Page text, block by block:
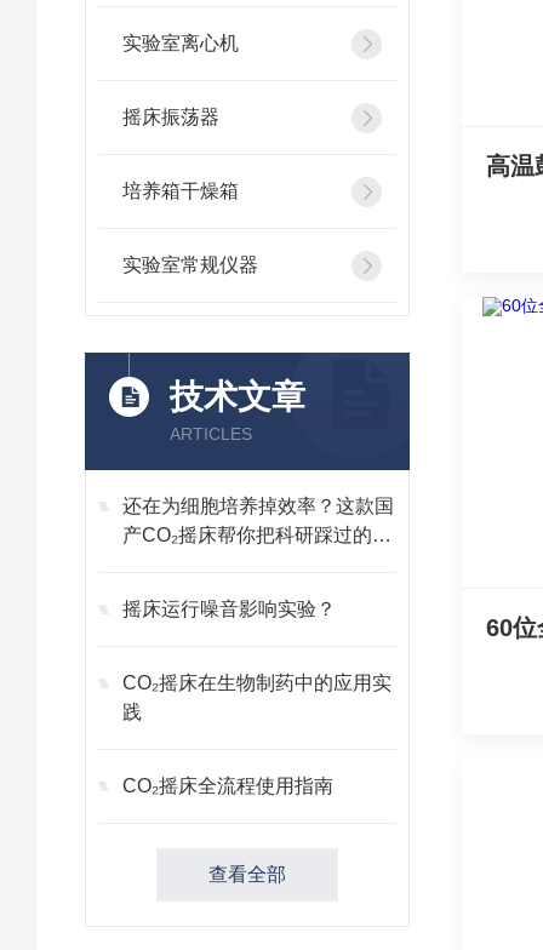
实验室离心机
摇床振荡器
培养箱干燥箱
实验室常规仪器
技术文章
ARTICLES
还在为细胞培养掉效率？这款国
产CO₂摇床帮你把科研踩过的坑
摇床运行噪音影响实验？
CO₂摇床在生物制药中的应用实
践
CO₂摇床全流程使用指南
查看全部
高温